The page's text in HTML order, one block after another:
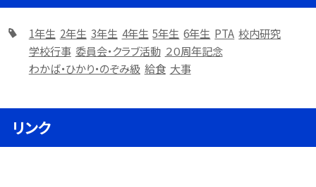
1年生 2年生 3年生 4年生 5年生 6年生 PTA 校内研究
学校行事 委員会・クラブ活動 ２０周年記念
わかば・ひかり・のぞみ級 給食 大事
リンク